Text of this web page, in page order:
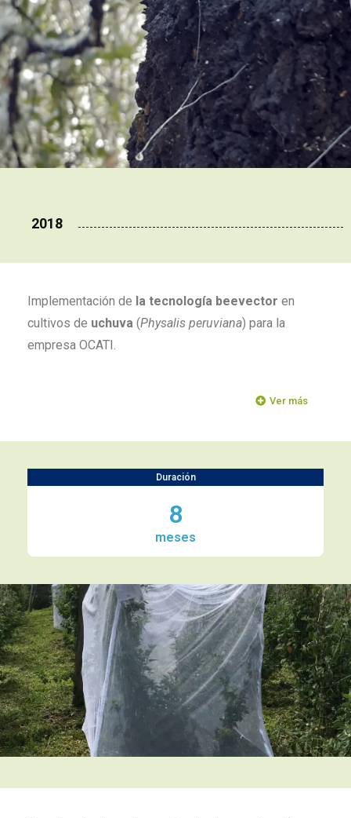
2018
Implementación de la tecnología beevector en
cultivos de uchuva (Physalis peruviana) para la
empresa OCATI.
Ver más
Duración
8
meses